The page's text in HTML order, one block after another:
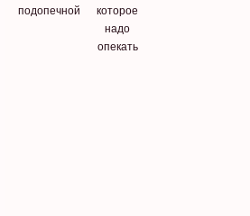
подопечной
которое
надо
опекать